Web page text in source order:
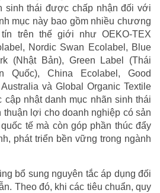
sinh thái được chấp nhận đối với
mục này bao gồm nhiều chương
trên thế giới như OEKO-TEX
Nordic Swan Ecolabel, Blue
(Nhật Bản), Green Label (Thái
Quốc), China Ecolabel, Good
và Global Organic Textile
cập nhật danh mục nhãn sinh thái
thuận lợi cho doanh nghiệp có sản
tế mà còn góp phần thúc đẩy
phát triển bền vững trong ngành
bổ sung nguyên tắc áp dụng đối
Theo đó, khi các tiêu chuẩn, quy